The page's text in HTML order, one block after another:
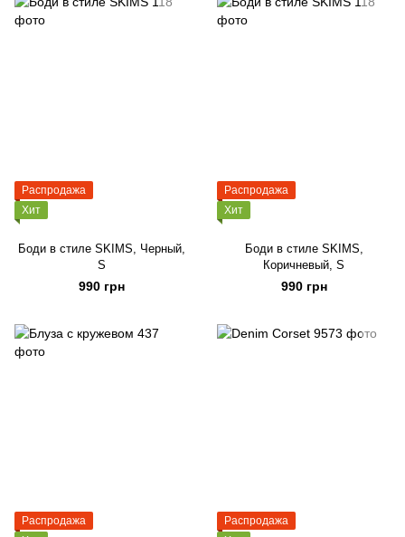
Распродажа
Хит
Боди в стиле SKIMS, Черный,
S
990 грн
Распродажа
Хит
Боди в стиле SKIMS,
Коричневый, S
990 грн
Распродажа
Распродажа